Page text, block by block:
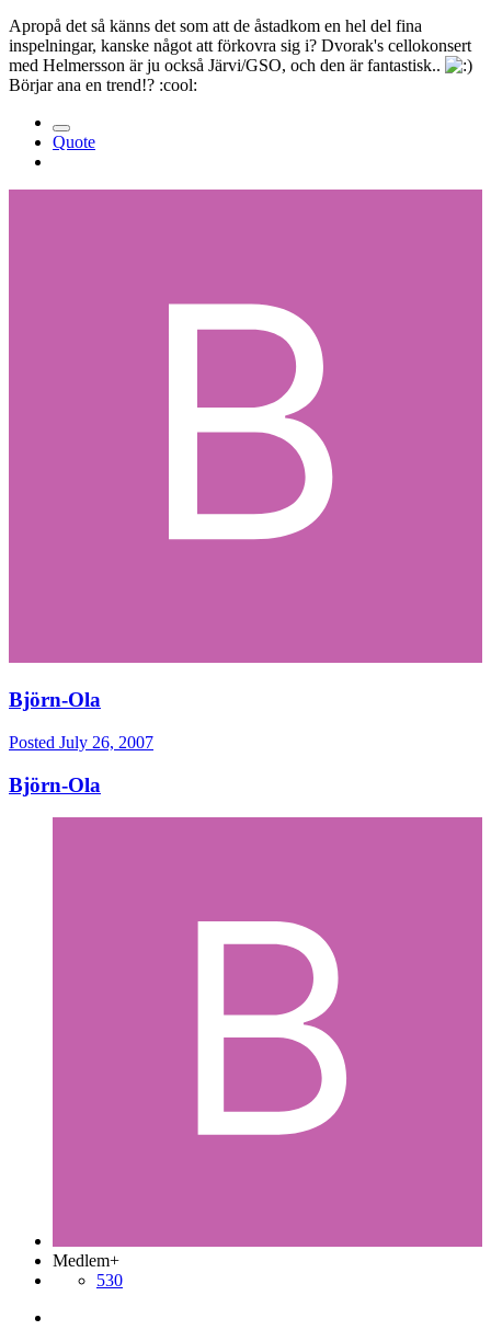
Apropå det så känns det som att de åstadkom en hel del fina
inspelningar, kanske något att förkovra sig i? Dvorak's cellokonsert
med Helmersson är ju också Järvi/GSO, och den är fantastisk..
Börjar ana en trend!? :cool:
Quote
Björn-Ola
Posted July 26, 2007
Björn-Ola
Medlem+
530